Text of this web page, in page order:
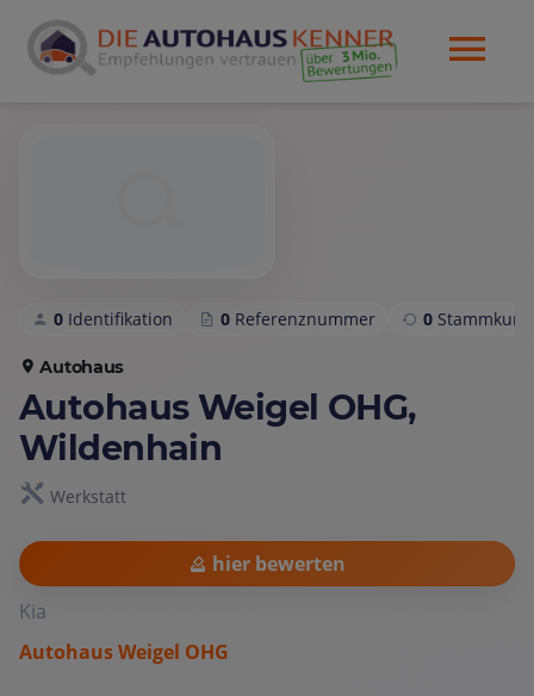
0 Identifikation 0 Referenznummer 0
Autohaus
Autohaus Weigel OHG,
Wildenhain
Werkstatt
hier bewerten
Kia
Autohaus Weigel OHG